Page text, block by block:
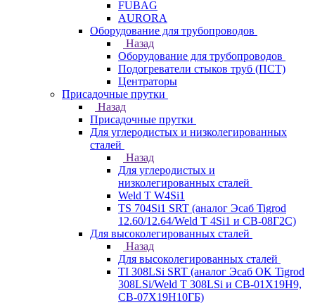
FUBAG
AURORA
Оборудование для трубопроводов
Назад
Оборудование для трубопроводов
Подогреватели стыков труб (ПСТ)
Центраторы
Присадочные прутки
Назад
Присадочные прутки
Для углеродистых и низколегированных
сталей
Назад
Для углеродистых и
низколегированных сталей
Weld T W4Si1
TS 704Si1 SRT (аналог Эсаб Tigrod
12.60/12.64/Weld T 4Si1 и СВ-08Г2С)
Для высоколегированных сталей
Назад
Для высоколегированных сталей
TI 308LSi SRT (аналог Эсаб OK Tigrod
308LSi/Weld T 308LSi и СВ-01Х19Н9,
СВ-07Х19Н10ГБ)